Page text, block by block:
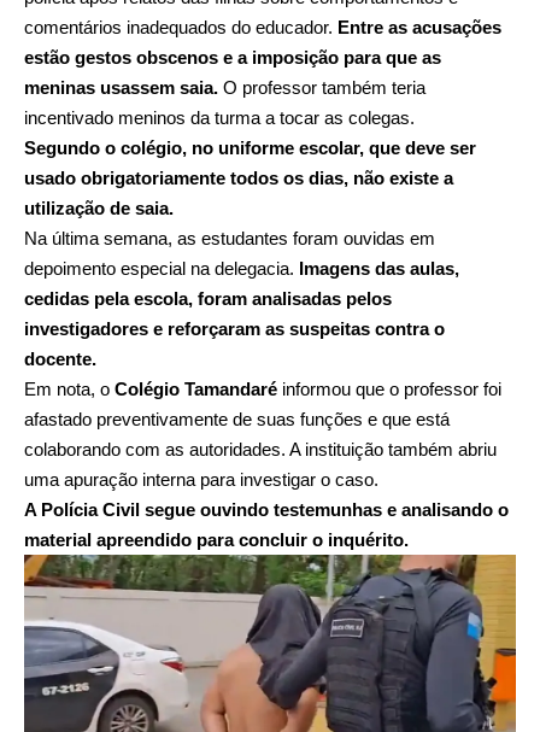
comentários inadequados do educador. Entre as acusações
estão gestos obscenos e a imposição para que as
meninas usassem saia. O professor também teria
incentivado meninos da turma a tocar as colegas.
Segundo o colégio, no uniforme escolar, que deve ser
usado obrigatoriamente todos os dias, não existe a
utilização de saia.
Na última semana, as estudantes foram ouvidas em
depoimento especial na delegacia. Imagens das aulas,
cedidas pela escola, foram analisadas pelos
investigadores e reforçaram as suspeitas contra o
docente.
Em nota, o Colégio Tamandaré informou que o professor foi
afastado preventivamente de suas funções e que está
colaborando com as autoridades. A instituição também abriu
uma apuração interna para investigar o caso.
A Polícia Civil segue ouvindo testemunhas e analisando o
material apreendido para concluir o inquérito.